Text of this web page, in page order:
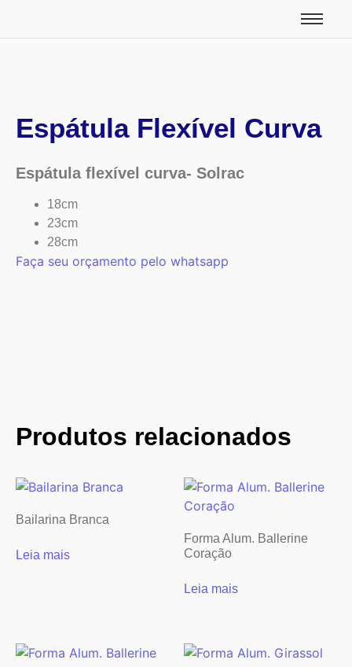
Espátula Flexível Curva
Espátula flexível curva- Solrac
18cm
23cm
28cm
Faça seu orçamento pelo whatsapp
Produtos relacionados
Bailarina Branca
Leia mais
Forma Alum. Ballerine
Coração
Leia mais